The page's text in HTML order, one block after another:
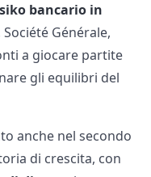
bancario in
Générale,
a giocare partite
gli equilibri del
anche nel secondo
di crescita, con